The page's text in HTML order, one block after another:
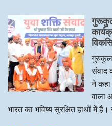
e
b
o
k
t
t
e
r
k
e
d
I
n
t
s
A
p
p
गुरुकुल
संवाद
ने
वाला
भारत का भविष्य सुरक्षित हाथों में